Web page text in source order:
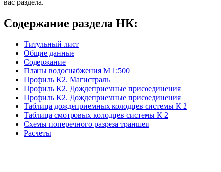
вас раздела.
Содержание раздела НК:
Титульный лист
Общие данные
Содержание
Планы водоснабжения М 1:500
Профиль К2. Магистраль
Профиль К2. Дождеприемные присоединения
Профиль К2. Дождеприемные присоединения
Таблица дождеприемных колодцев системы К 2
Таблица смотровых колодцев системы К 2
Схемы поперечного разреза траншеи
Расчеты